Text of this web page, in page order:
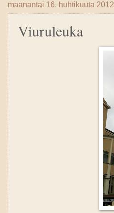
maanantai 16. huhtikuuta 2012
Viuruleuka